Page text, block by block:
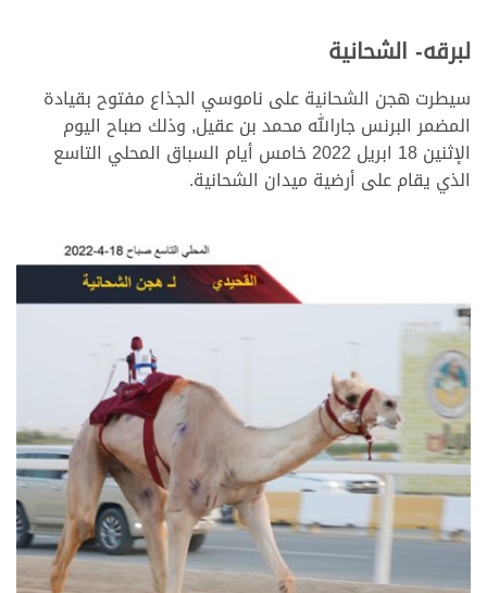
لبرقه- الشحانية
سيطرت هجن الشحانية على ناموسي الجذاع مفتوح بقيادة
المضمر البرنس جارالله محمد بن عقيل, وذلك صباح اليوم
الإثنين 18 ابريل 2022 خامس أيام السباق المحلي التاسع
الذي يقام على أرضية ميدان الشحانية.